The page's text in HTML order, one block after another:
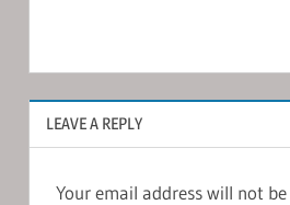
LEAVE A REPLY
Your email address will not